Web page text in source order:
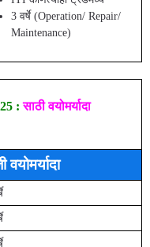
3 वर्षे (Operation/ Repair/
Maintenance)
: साठी वयोमर्यादा